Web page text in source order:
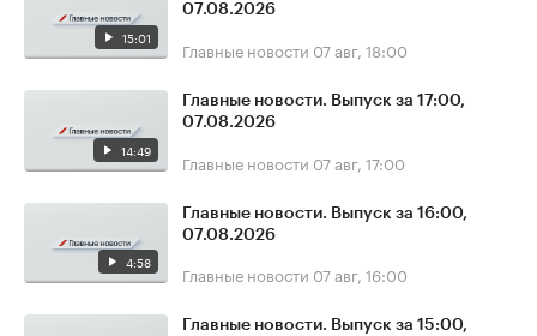
15:01
07.08.2026
Главные новости 07 авг, 18:00
14:49
Главные новости. Выпуск за 17:00,
07.08.2026
Главные новости 07 авг, 17:00
4:58
Главные новости. Выпуск за 16:00,
07.08.2026
Главные новости 07 авг, 16:00
Главные новости. Выпуск за 15:00,